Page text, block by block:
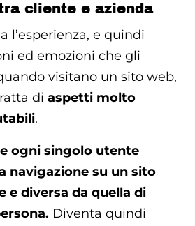
cliente e azienda
l’esperienza, e quindi
ed emozioni che gli
visitano un sito web,
di aspetti molto
.
ogni singolo utente
navigazione su un sito
e diversa da quella di
Diventa quindi